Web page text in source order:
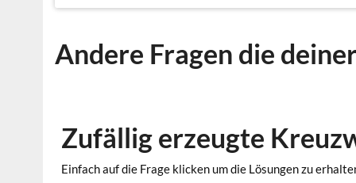
Andere Fragen die
Zufällig erzeugte
Einfach auf die Frage klicken um die Lösungen zu